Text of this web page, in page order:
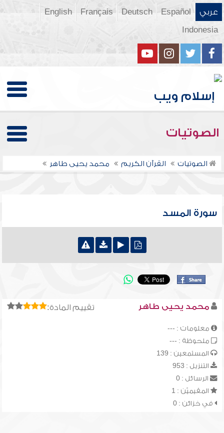
عربي Español
Deutsch
Français
English
Indonesia
الصوتيات
الصوتيات القرآن الكريم محمد يحيى طاهر
سورة المسد
تقييم المادة: محمد يحيى طاهر
معلومات : ---
ملحوظة : ---
المستمعين : 139
التنزيل : 953
الرسائل : 0
المقيميّن : 1
في خزائن : 0